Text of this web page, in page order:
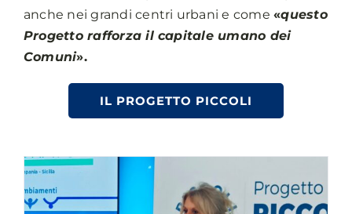
anche nei grandi centri urbani e come«questo
Progetto rafforza il capitale umano dei
Comuni».
IL PROGETTO PICCOLI